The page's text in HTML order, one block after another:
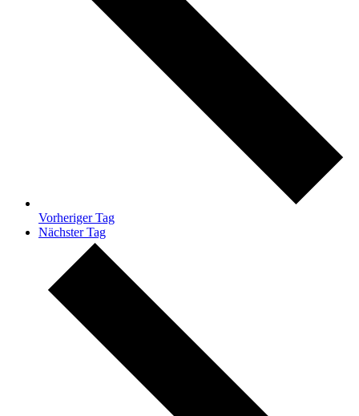
Vorheriger Tag
Nächster Tag